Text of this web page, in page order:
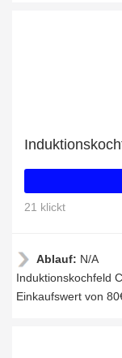
21 klickt
Ablauf: N/A
Induktionskochfeld
Einkaufswert von